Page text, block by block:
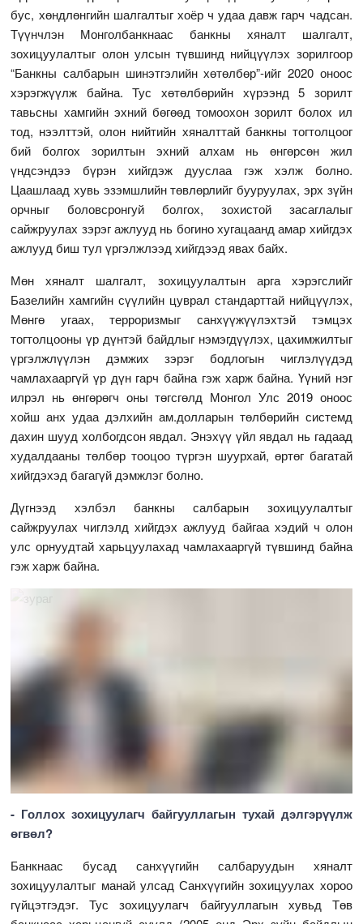
бус, хөндлөнгийн шалгалтыг хоёр ч удаа давж гарч чадсан.
Түүнчлэн Монголбанкнаас банкны хяналт шалгалт,
зохицуулалтыг олон улсын түвшинд нийцүүлэх зорилгоор
“Банкны салбарын шинэтгэлийн хөтөлбөр”-ийг 2020 оноос
хэрэгжүүлж байна. Тус хөтөлбөрийн хүрээнд 5 зорилт
тавьсны хамгийн эхний бөгөөд томоохон зорилт болох ил
тод, нээлттэй, олон нийтийн хяналттай банкны тогтолцоог
бий болгох зорилтын эхний алхам нь өнгөрсөн жил
үндсэндээ бүрэн хийгдэж дууслаа гэж хэлж болно.
Цаашлаад хувь эзэмшлийн төвлөрлийг бууруулах, эрх зүйн
орчныг боловсронгуй болгох, зохистой засаглалыг
сайжруулах зэрэг ажлууд нь богино хугацаанд амар хийгдэх
ажлууд биш тул үргэлжлээд хийгдээд явах байх.
Мөн хяналт шалгалт, зохицуулалтын арга хэрэгслийг
Базелийн хамгийн сүүлийн цуврал стандарттай нийцүүлэх,
Мөнгө угаах, терроризмыг санхүүжүүлэхтэй тэмцэх
тогтолцооны үр дүнтэй байдлыг нэмэгдүүлэх, цахимжилтыг
үргэлжлүүлэн дэмжих зэрэг бодлогын чиглэлүүдэд
чамлахааргүй үр дүн гарч байна гэж харж байна. Үүний нэг
илрэл нь өнгөрөгч оны төгсгөлд Монгол Улс 2019 оноос
хойш анх удаа дэлхийн ам.долларын төлбөрийн системд
дахин шууд холбогдсон явдал. Энэхүү үйл явдал нь гадаад
худалдааны төлбөр тооцоо түргэн шуурхай, өртөг багатай
хийгдэхэд багагүй дэмжлэг болно.
Дүгнээд хэлбэл банкны салбарын зохицуулалтыг
сайжруулах чиглэлд хийгдэх ажлууд байгаа хэдий ч олон
улс орнуудтай харьцуулахад чамлахааргүй түвшинд байна
гэж харж байна.
- Голлох зохицуулагч байгууллагын тухай дэлгэрүүлж
өгвөл?
Банкнаас бусад санхүүгийн салбаруудын хяналт
зохицуулалтыг манай улсад Санхүүгийн зохицуулах хороо
гүйцэтгэдэг. Тус зохицуулагч байгууллагын хувьд Төв